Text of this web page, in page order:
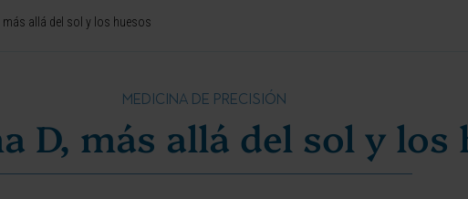
más allá del sol y los huesos
MEDICINA DE PRECISIÓN
D, más allá del sol y los